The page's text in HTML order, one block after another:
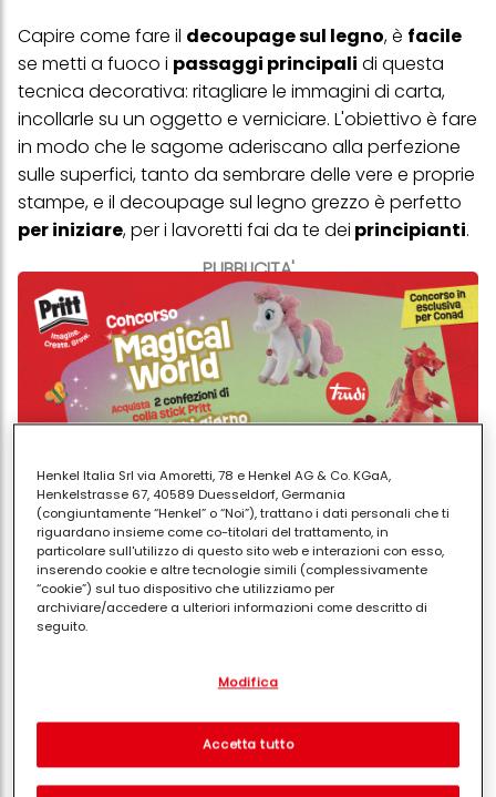
PUBBLICITA'
Capire come fare il decoupage sul legno, è facile
se metti a fuoco i passaggi principali di questa
tecnica decorativa: ritagliare le immagini di carta,
incollarle su un oggetto e verniciare. L'obiettivo è fare
in modo che le sagome aderiscano alla perfezione
sulle superfici, tanto da sembrare delle vere e proprie
stampe, e il decoupage sul legno grezzo è perfetto
per iniziare, per i lavoretti fai da te dei principianti.
Decoupage sul legno: cosa decorare
Latecnica base
sperimentare al tavolo con igraffi da nascondere
da una vecchia cornice portafoto al supporto di
acquistinei negozi di bricolage,
online o nei negozi di belle arti. Insomma, non ti resta
Henkel Italia Srl via Amoretti, 78 e Henkel AG & Co. KGaA,
Henkelstrasse 67, 40589 Duesseldorf, Germania
(congiuntamente “Henkel” o “Noi”), trattano i dati personali che ti
riguardano insieme come co-titolari del trattamento, in
particolare sull'utilizzo di questo sito web e interazioni con esso,
inserendo cookie e altre tecnologie simili (complessivamente
“cookie”) sul tuo dispositivo che utilizziamo per
archiviare/accedere a ulteriori informazioni come descritto di
seguito.
separati o co-titolari come indicato nella nostra Informativa sulla
pixel, impronte digitali e tecnologie simili" utilizzeremo anche
cookie ed elaboreremo i dati relativi a te per
Modifica
Accetta tutto